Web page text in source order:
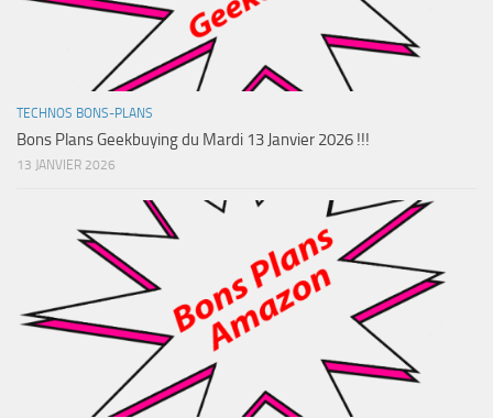
TECHNOS BONS-PLANS
Bons Plans Geekbuying du Mardi 13 Janvier 2026 !!!
13 JANVIER 2026